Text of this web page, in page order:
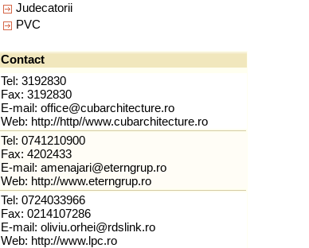
Judecatorii
PVC
Contact
Tel: 3192830
Fax: 3192830
E-mail: office@cubarchitecture.ro
Web: http://http//www.cubarchitecture.ro
Tel: 0741210900
Fax: 4202433
E-mail: amenajari@eterngrup.ro
Web: http://www.eterngrup.ro
Tel: 0724033966
Fax: 0214107286
E-mail: oliviu.orhei@rdslink.ro
Web: http://www.lpc.ro